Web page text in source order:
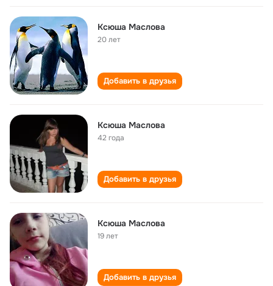
Ксюша Маслова
20 лет
Добавить в друзья
Ксюша Маслова
42 года
Добавить в друзья
Ксюша Маслова
19 лет
Добавить в друзья